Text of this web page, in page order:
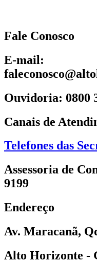
Fale Conosco
E-mail:
Ouvidoria: 0800
Canais de
Telefones das
Assessoria de
9199
Endereço
Av. Maracanã,
Alto Horizonte -